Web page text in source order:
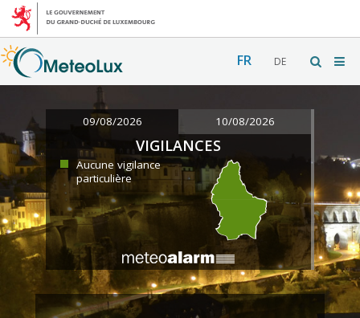
FR DE
09/08/2026 10/08/2026
VIGILANCES
Aucune vigilance
particulière